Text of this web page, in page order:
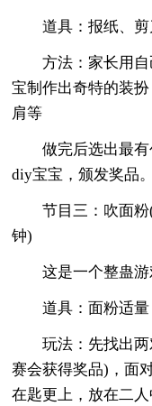
道具：报纸、剪
方法：家长用自
宝制作出奇特的装
肩等
做完后选出最有
diy宝宝，颁发奖品。
节目三：吹面粉(
钟)
这是一个整蛊游
道具：面粉适量
玩法：先找出两
赛会获得奖品)，面
在匙更上，放在二